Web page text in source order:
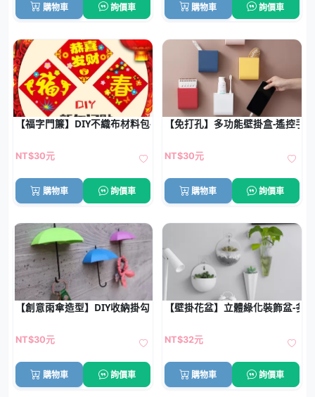
購物車 詢價車 購物車 詢價車
【福字門簾】DIY不織布材料包-新春手作裝飾
NT$30元
購物車 詢價車
【免打孔】多功能壁掛盒-遙控手
NT$30元
購物車 詢價車
【創意雨傘造型】DIY收納掛勾 - 居家裝飾牆面 (3個)
NT$30元
購物車 詢價車
【壁掛花盆】立體綠化裝飾盆-多
NT$32元
購物車 詢價車